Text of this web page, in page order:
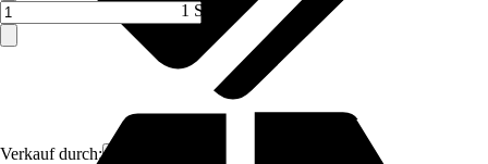
Verkauf durch:
1 ST